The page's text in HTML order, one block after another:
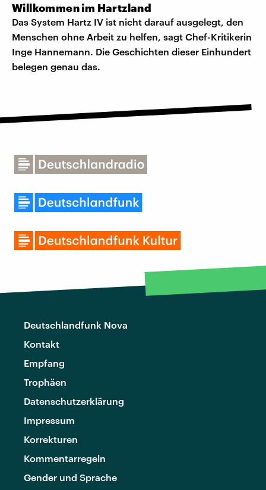
Willkommen im Hartzland
Das System Hartz IV ist nicht darauf ausgelegt, den
Menschen ohne Arbeit zu helfen, sagt Chef-Kritikerin
Inge Hannemann. Die Geschichten dieser Einhundert
belegen genau das.
Deutschlandfunk Nova
Kontakt
Empfang
Trophäen
Datenschutzerklärung
Impressum
Korrekturen
Kommentarregeln
Gender und Sprache